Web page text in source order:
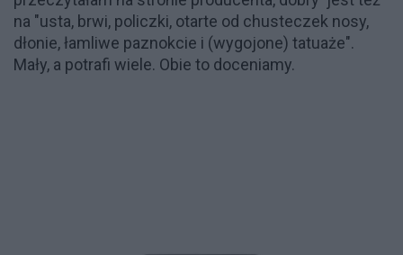
na "usta, brwi, policzki, otarte od chusteczek nosy,
dłonie, łamliwe paznokcie i (wygojone) tatuaże".
Mały, a potrafi wiele. Obie to doceniamy.